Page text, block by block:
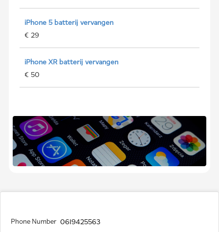
iPhone 5 batterij vervangen
€ 29
iPhone XR batterij vervangen
€ 50
Phone Number 0619425563